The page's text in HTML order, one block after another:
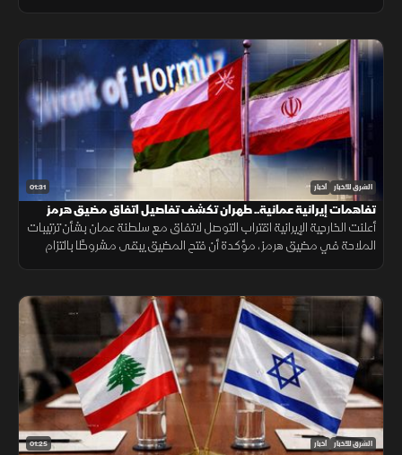
01:31 الشرق للأخبار أخبار
تفاهمات إيرانية عمانية.. طهران تكشف تفاصيل اتفاق مضيق هرمز
أعلنت الخارجية الإيرانية اقتراب التوصل لاتفاق مع سلطنة عمان بشأن ترتيبات
الملاحة في مضيق هرمز، مؤكدة أن فتح المضيق يبقى مشروطًا بالتزام
01:25 الشرق للأخبار أخبار